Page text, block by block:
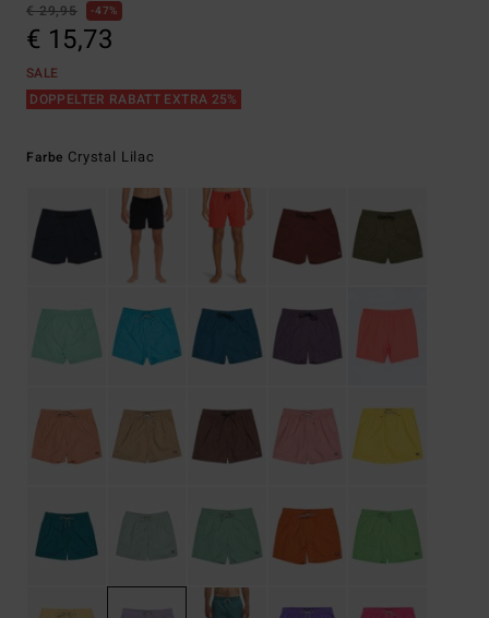
€ 29,95
47%
€ 15,73
SALE
DOPPELTER RABATT EXTRA 25%
Farbe Crystal Lilac